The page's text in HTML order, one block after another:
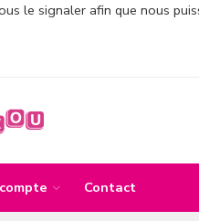
le signaler afin que nous
Contact